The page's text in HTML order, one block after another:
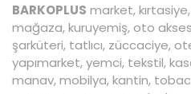
BARKOPLUS market,
mağaza, kuruyemiş, oto
şarküteri, tatlıcı, züccaciye,
yapımarket, yemci, tekstil,
manav, mobilya, kantin,